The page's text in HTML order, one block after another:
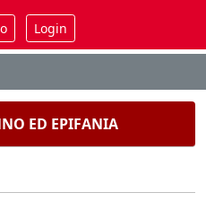
Login
ED EPIFANIA